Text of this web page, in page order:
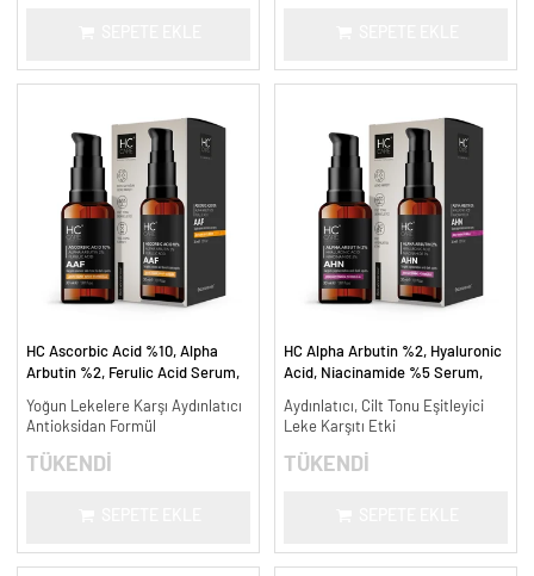
HC Ascorbic Acid %10, Alpha
Arbutin %2, Ferulic Acid Serum,
ml.
Yoğun Lekelere Karşı Aydınlatıcı
Antioksidan Formül
TÜKENDİ
HC Alpha Arbutin %2, Hyaluronic
Acid, Niacinamide %5 Serum,
ml.
Aydınlatıcı, Cilt Tonu Eşitleyici
Leke Karşıtı Etki
TÜKENDİ